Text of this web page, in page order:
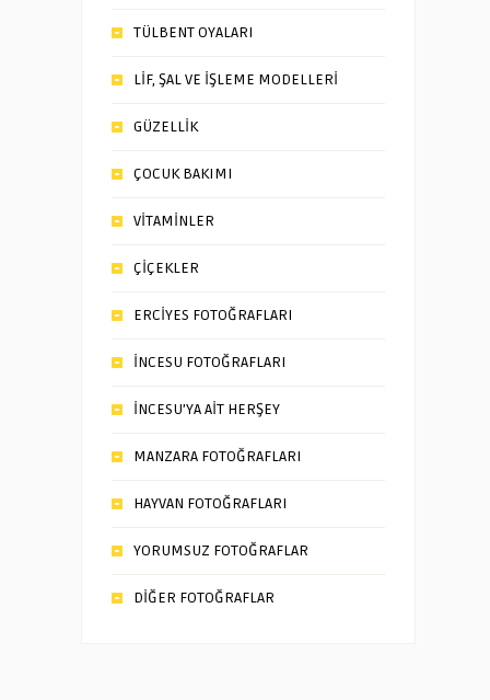
TÜLBENT OYALARI
LİF, ŞAL VE İŞLEME MODELLERİ
GÜZELLİK
ÇOCUK BAKIMI
VİTAMİNLER
ÇİÇEKLER
ERCİYES FOTOĞRAFLARI
İNCESU FOTOĞRAFLARI
İNCESU’YA AİT HERŞEY
MANZARA FOTOĞRAFLARI
HAYVAN FOTOĞRAFLARI
YORUMSUZ FOTOĞRAFLAR
DİĞER FOTOĞRAFLAR